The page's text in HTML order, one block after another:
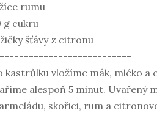
rumu
g cukru
šťávy z citronu
kastrůlku vložíme mák, mléko
alespoň 5 minut. Uvařený
skořici, rum a